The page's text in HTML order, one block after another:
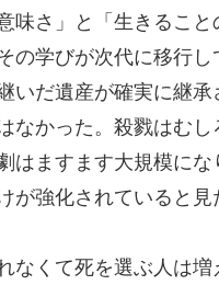
味さ」と「生きるこ
の学びが次代に移行
いだ遺産が確実に継承
なかった。殺戮はむ
はますます大規模にな
が強化されていると見
なくて死を選ぶ人は